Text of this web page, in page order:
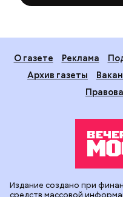
О газете Реклама
Архив газеты
Издание создано при
средств массовой